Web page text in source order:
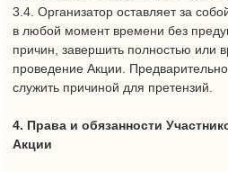
персональных данных, и иные документы
оформления участия и победы в Акции и
Организатором Акции утрачивает право на
4.4. Организатор Акции имеет право отказать
настоящих Правил.
4.5. Стимулирующая акция организована в
опубликовать сообщение о прекращении
сети на Интернет-сайте: https://tkmall.ru